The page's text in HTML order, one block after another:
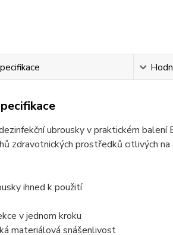
ubrousky v praktickém
zdravotnických prostředků citlivých
ihned k použití
v jednom kroku
materiálová snášenlivost